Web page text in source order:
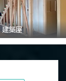
建築屋